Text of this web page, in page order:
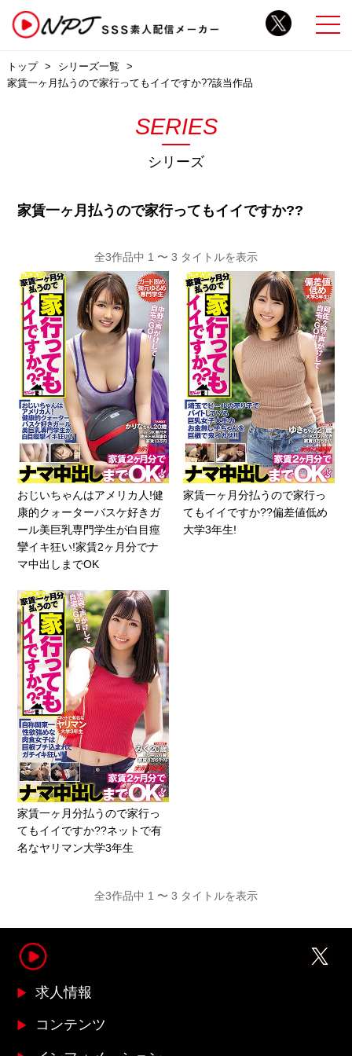
トップ
シリーズ一覧
家賃一ヶ月払うので家行ってもイイですか??該当作品
SERIES
シリーズ
家賃一ヶ月払うので家行ってもイイですか??
全3作品中 1 〜 3 タイトルを表示
おじいちゃんはアメリカ人!健
康的クォーターバスケ好きガ
ール美巨乳専門学生が白目痙
攣イキ狂い!家賃2ヶ月分でナ
マ中出しまでOK
家賃一ヶ月分払うので家行っ
てもイイですか??偏差値低め
大学3年生!
家賃一ヶ月分払うので家行っ
てもイイですか??ネットで有
名なヤリマン大学3年生
全3作品中 1 〜 3 タイトルを表示
求人情報
コンテンツ